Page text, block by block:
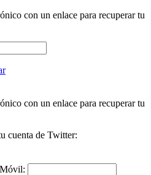
con un enlace para recuperar tu
con un enlace para recuperar tu
cuenta de Twitter: